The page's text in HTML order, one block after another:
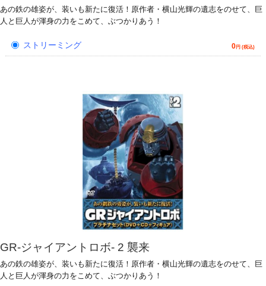
あの鉄の雄姿が、装いも新たに復活！原作者・横山光輝の遺志をのせて、巨
人と巨人が渾身の力をこめて、ぶつかりあう！
ストリーミング 0円 (税込)
GR-ジャイアントロボ- 2 襲来
あの鉄の雄姿が、装いも新たに復活！原作者・横山光輝の遺志をのせて、巨
人と巨人が渾身の力をこめて、ぶつかりあう！